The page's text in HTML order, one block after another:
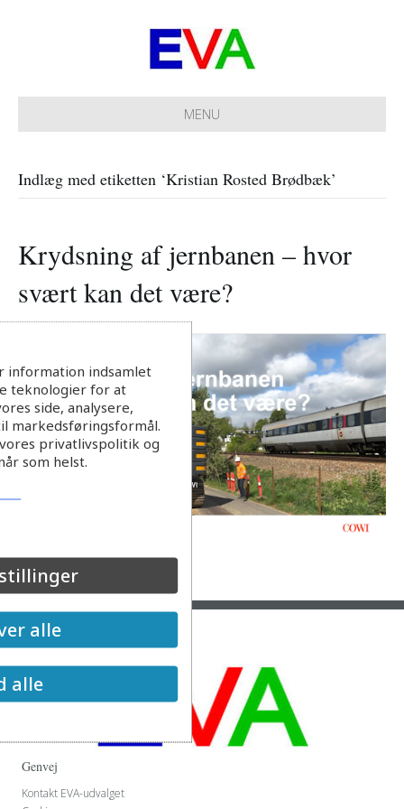
MENU
Indlæg med etiketten ‘Kristian Rosted Brødbæk’
Krydsning af jernbanen – hvor
svært kan det være?
Læs mere
Genvej
Kontakt EVA-udvalget
information indsamlet
teknologier for at
side, analysere,
markedsføringsformål.
privatlivspolitik og
som helst.
alle
alle